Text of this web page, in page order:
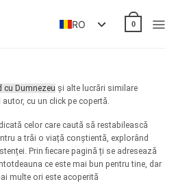
RO 0
cu Dumnezeu și alte lucrări similare
cu un click pe copertă.
celor care caută să restabilească
a trăi o viață conștientă, explorând
Prin fiecare pagină ți se adresează
ce este mai bun pentru tine, dar
multe ori este acoperită